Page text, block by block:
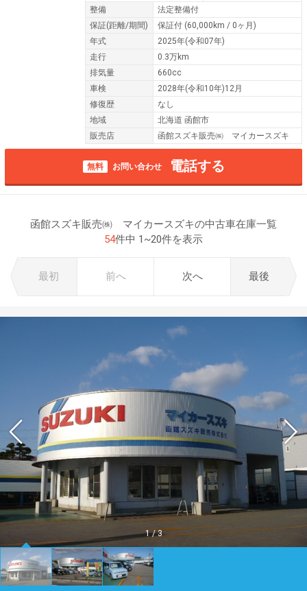
整備
法定整備付
保証(距離/期間) 保証付 (60,000km / 0ヶ月)
年式
2025年(令和07年)
走行
0.3万km
排気量
660cc
車検
2028年(令和10年)12月
修復歴
なし
地域
北海道 函館市
販売店
函館スズキ販売㈱ マイカースズキ
無料 お問い合わせ 電話する
函館スズキ販売㈱ マイカースズキの中古車在庫一覧
54件中 1~20件を表示
最初 前へ 次へ 最後
1/3